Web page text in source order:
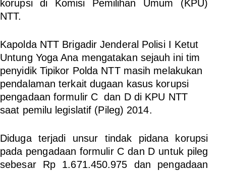
korupsi di Komisi Pemilihan Umum (KPU)
NTT.
Kapolda NTT Brigadir Jenderal Polisi I Ketut
Untung Yoga Ana mengatakan sejauh ini tim
penyidik Tipikor Polda NTT masih melakukan
pendalaman terkait dugaan kasus korupsi
pengadaan formulir C dan D di KPU NTT
saat pemilu legislatif (Pileg) 2014.
Diduga terjadi unsur tindak pidana korupsi
pada pengadaan formulir C dan D untuk pileg
sebesar Rp 1.671.450.975 dan pengadaan